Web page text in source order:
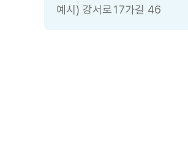
예시) 강서로17가길 46